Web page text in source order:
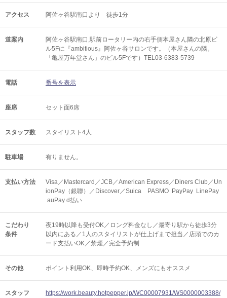
アクセス 阿佐ヶ谷駅南口より 徒歩1分
道案内
阿佐ヶ谷駅南口,駅前ロータリー内の右手側本屋さん隣の北原ビ
ル5Fに『ambitious』阿佐ヶ谷サロンです。（本屋さんの隣。
「亀屋万年堂さん」のビル5Fです）TEL03-6383-5739
電話 番号を表示
座席 セット面6席
スタッフ数 スタイリスト4人
駐車場 有りません。
支払い方法
Visa／Mastercard／JCB／American Express／Diners Club／Un
ionPay（銀聯）／Discover／Suica PASMO PayPay LinePay
auPay d払い
こだわり
条件
夜19時以降も受付OK／ロング料金なし／最寄り駅から徒歩3分
以内にある／1人のスタイリストが仕上げまで担当／店頭でのカ
ード支払いOK／禁煙／完全予約制
その他 ポイント利用OK 即時予約OK メンズにもオススメ
スタッフ
https://work.beauty.hotpepper.jp/WC00007931/WS0000003388/